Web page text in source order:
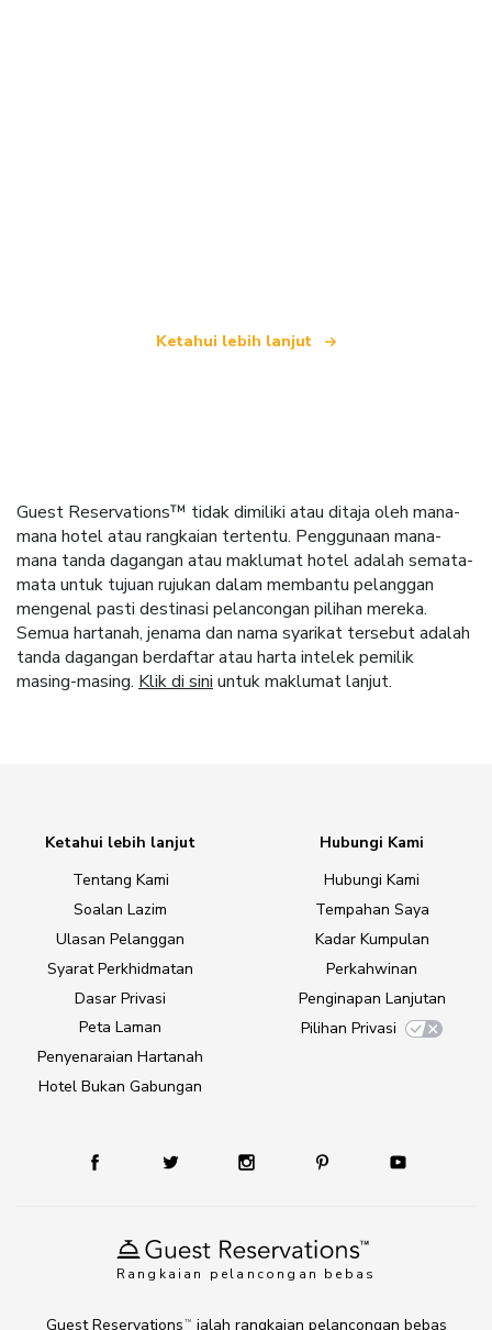
Ketahui lebih lanjut
Guest Reservations™ tidak dimiliki atau ditaja oleh mana-
mana hotel atau rangkaian tertentu. Penggunaan mana-
mana tanda dagangan atau maklumat hotel adalah semata-
mata untuk tujuan rujukan dalam membantu pelanggan
mengenal pasti destinasi pelancongan pilihan mereka.
Semua hartanah, jenama dan nama syarikat tersebut adalah
tanda dagangan berdaftar atau harta intelek pemilik
masing-masing. Klik di sini untuk maklumat lanjut.
Rangkaian pelancongan bebas
Ketahui lebih lanjut
Tentang Kami
Soalan Lazim
Ulasan Pelanggan
Syarat Perkhidmatan
Dasar Privasi
Peta Laman
Penyenaraian Hartanah
Hotel Bukan Gabungan
Hubungi Kami
Hubungi Kami
Tempahan Saya
Kadar Kumpulan
Perkahwinan
Penginapan Lanjutan
Pilihan Privasi
Guest Reservations TM ialah rangkaian pelancongan bebas